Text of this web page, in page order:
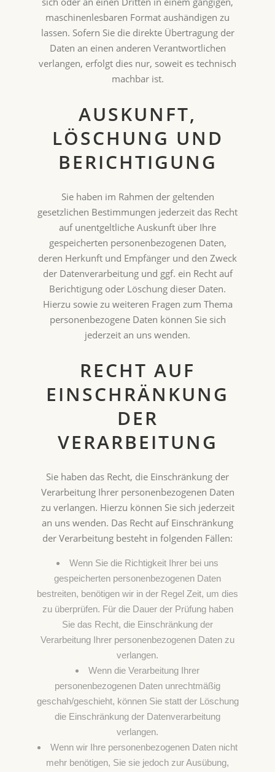
maschinenlesbaren Format aushändigen zu
lassen. Sofern Sie die direkte Übertragung der
Daten an einen anderen Verantwortlichen
verlangen, erfolgt dies nur, soweit es technisch
machbar ist.
AUSKUNFT,
LÖSCHUNG UND
BERICHTIGUNG
Sie haben im Rahmen der geltenden
gesetzlichen Bestimmungen jederzeit das Recht
auf unentgeltliche Auskunft über Ihre
gespeicherten personenbezogenen Daten,
deren Herkunft und Empfänger und den Zweck
der Datenverarbeitung und ggf. ein Recht auf
Berichtigung oder Löschung dieser Daten.
Hierzu sowie zu weiteren Fragen zum Thema
personenbezogene Daten können Sie sich
jederzeit an uns wenden.
RECHT AUF
EINSCHRÄNKUNG
DER
VERARBEITUNG
Sie haben das Recht, die Einschränkung der
Verarbeitung Ihrer personenbezogenen Daten
zu verlangen. Hierzu können Sie sich jederzeit
an uns wenden. Das Recht auf Einschränkung
der Verarbeitung besteht in folgenden Fällen:
Wenn Sie die Richtigkeit Ihrer bei uns
gespeicherten personenbezogenen Daten
bestreiten, benötigen wir in der Regel Zeit, um dies
zu überprüfen. Für die Dauer der Prüfung haben
Sie das Recht, die Einschränkung der
Verarbeitung Ihrer personenbezogenen Daten zu
verlangen.
Wenn die Verarbeitung Ihrer
personenbezogenen Daten unrechtmäßig
geschah/geschieht, können Sie statt der Löschung
die Einschränkung der Datenverarbeitung
verlangen.
Wenn wir Ihre personenbezogenen Daten nicht
mehr benötigen, Sie sie jedoch zur Ausübung,